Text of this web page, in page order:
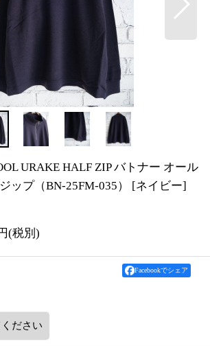
URAKE HALF ZIP バトナー オール
ップ（BN-25FM-035）
[ネイビー]
(税別)
Facebookでシェア
ださい